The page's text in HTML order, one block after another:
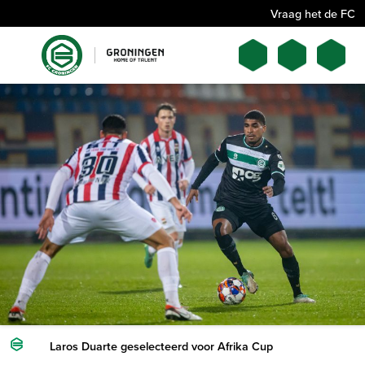
Vraag het de FC
Laros Duarte geselecteerd voor Afrika Cup